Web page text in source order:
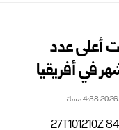
أعلى عدد
في أفريقيا